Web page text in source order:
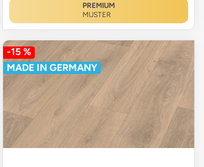
PREMIUM
MUSTER
-15 %
MADE IN GERMANY